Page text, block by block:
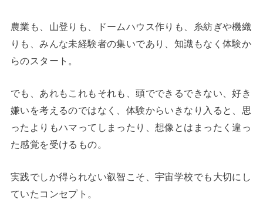
農業も、山登りも、ドームハウス作りも、糸紡ぎや機織
りも、みんな未経験者の集いであり、知識もなく体験か
らのスタート。
でも、あれもこれもそれも、頭でできるできない、好き
嫌いを考えるのではなく、体験からいきなり入ると、思
ったよりもハマってしまったり、想像とはまったく違っ
た感覚を受けるもの。
実践でしか得られない叡智こそ、宇宙学校でも大切にし
ていたコンセプト。